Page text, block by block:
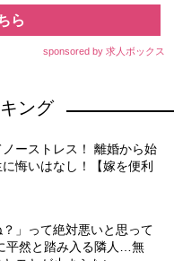
ら
sponsored by 求人ボックス
ング
ーストレス！ 離婚から始
悔いはなし！【嫁を便利
？」って絶対悪いと思って
平然と踏み入る隣人…無